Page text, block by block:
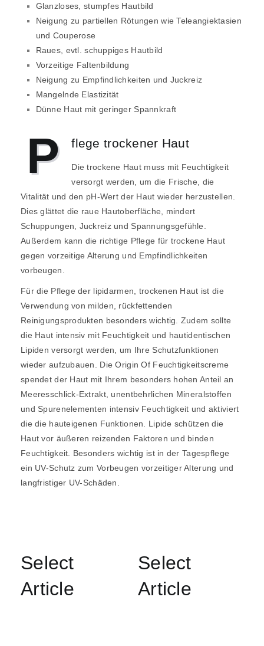
Glanzloses, stumpfes Hautbild
Neigung zu partiellen Rötungen wie Teleangiektasien
und Couperose
Raues, evtl. schuppiges Hautbild
Vorzeitige Faltenbildung
Neigung zu Empfindlichkeiten und Juckreiz
Mangelnde Elastizität
Dünne Haut mit geringer Spannkraft
P flege trockener Haut
Die trockene Haut muss mit Feuchtigkeit
versorgt werden, um die Frische, die
Vitalität und den pH-Wert der Haut wieder herzustellen.
Dies glättet die raue Hautoberfläche, mindert
Schuppungen, Juckreiz und Spannungsgefühle.
Außerdem kann die richtige Pflege für trockene Haut
gegen vorzeitige Alterung und Empfindlichkeiten
vorbeugen.
Für die Pflege der lipidarmen, trockenen Haut ist die
Verwendung von milden, rückfettenden
Reinigungsprodukten besonders wichtig. Zudem sollte
die Haut intensiv mit Feuchtigkeit und hautidentischen
Lipiden versorgt werden, um Ihre Schutzfunktionen
wieder aufzubauen. DieOrigin Of Feuchtigkeitscreme
spendet der Haut mit Ihrem besonders hohen Anteil an
Meeresschlick-Extrakt, unentbehrlichen Mineralstoffen
und Spurenelementen intensiv Feuchtigkeit und aktiviert
die die hauteigenen Funktionen. Lipide schützen die
Haut vor äußeren reizenden Faktoren und binden
Feuchtigkeit. Besonders wichtig ist in der Tagespflege
ein UV-Schutz zum Vorbeugen vorzeitiger Alterung und
langfristiger UV-Schäden.
Select
Article
Select
Article